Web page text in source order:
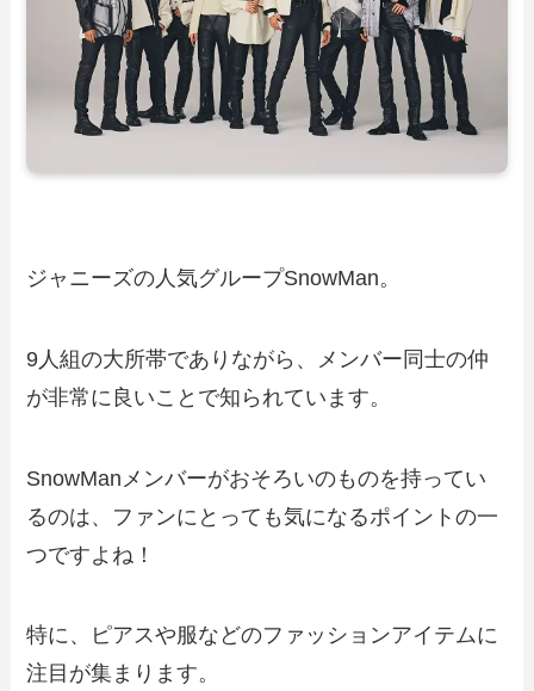
ジャニーズの人気グループSnowMan。
9人組の大所帯でありながら、メンバー同士の仲
が非常に良いことで知られています。
SnowManメンバーがおそろいのものを持ってい
るのは、ファンにとっても気になるポイントの一
つですよね！
特に、ピアスや服などのファッションアイテムに
注目が集まります。